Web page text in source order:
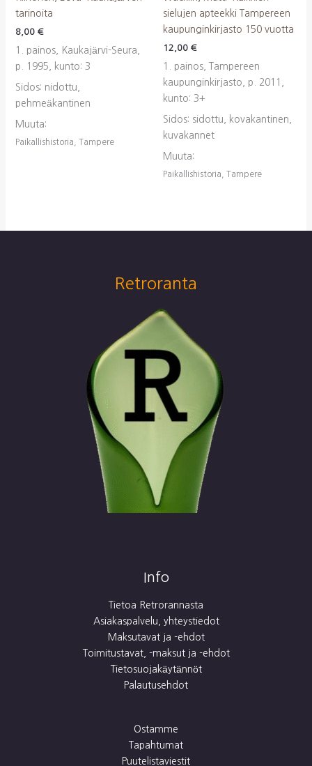
tarinoita
8,00 €
1. painos, Kaukajärvi-Seura,
p. 1995, kunto: 3
Sidos: nidottu,
pehmeäkantinen
Muuta:
Paikallishistoria, Tampere
sielujen apteekki Tampereen
kaupunginkirjasto 150 vuotta
12,00 €
1. painos, Tampereen
kaupunginkirjasto, p. 2011,
kunto: 3+
Sidos: sidottu, kovakantinen,
kuvakannet
Muuta:
Paikallishistoria, Tampere
Retroranta
Info
Tietoa Retrorannasta
Asiakaspalvelu, yhteystiedot
Maksutavat ja -ehdot
Toimitustavat, -maksut ja -ehdot
Tietosuojakäytännöt
Palautusehdot
Ostamme
Tapahtumat
Puutelistaviestit